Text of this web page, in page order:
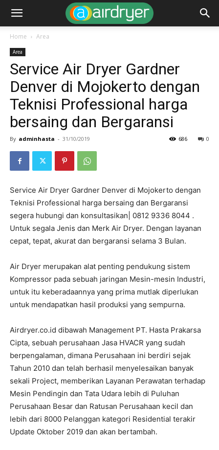
Home Area
Area
Service Air Dryer Gardner
Denver di Mojokerto dengan
Teknisi Professional harga
bersaing dan Bergaransi
By adminhasta - 31/10/2019 0
686
Service Air Dryer Gardner Denver di Mojokerto dengan
Teknisi Professional harga bersaing dan Bergaransi
segera hubungi dan konsultasikan| 0812 9336 8044 .
Untuk segala Jenis dan Merk Air Dryer. Dengan layanan
cepat, tepat, akurat dan bergaransi selama 3 Bulan.
Air Dryer merupakan alat penting pendukung sistem
Kompressor pada sebuah jaringan Mesin-mesin Industri,
untuk itu keberadaannya yang prima mutlak diperlukan
untuk mendapatkan hasil produksi yang sempurna.
Airdryer.co.id dibawah Management PT. Hasta Prakarsa
Cipta, sebuah perusahaan Jasa HVACR yang sudah
berpengalaman, dimana Perusahaan ini berdiri sejak
Tahun 2010 dan telah berhasil menyelesaikan banyak
sekali Project, memberikan Layanan Perawatan terhadap
Mesin Pendingin dan Tata Udara lebih di Puluhan
Perusahaan Besar dan Ratusan Perusahaan kecil dan
lebih dari 8000 Pelanggan kategori Residential terakir
Update Oktober 2019 dan akan bertambah.